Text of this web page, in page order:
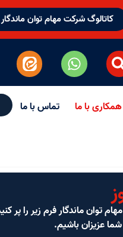
کاتالوگ شرکت مهام توان ماندگار
همکاری با ما تماس با ما
ماندگار فرم زیر را پر
عزیزان باشیم.